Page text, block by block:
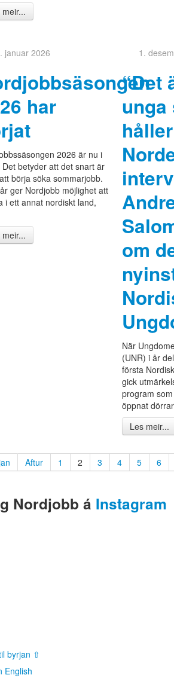
meir...
januar 2026
har
2026 är nu i
betyder att det snart är
börja söka sommarjobb.
ger Nordjobb möjlighet att
i ett annat nordiskt land,
meir...
1.
“Det
unga
om
När
(UNR) i år
första
gick
program
öppnat
Les meir...
Aftur 1 2 3 4 5 6
Nordjobb á Instagram
byrjan ⇧
English